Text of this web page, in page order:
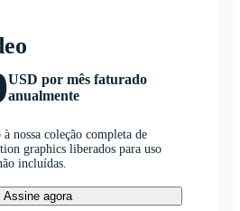
USD por mês faturado
anualmente
à nossa coleção completa de
graphics liberados para uso
incluídas.
Assine agora